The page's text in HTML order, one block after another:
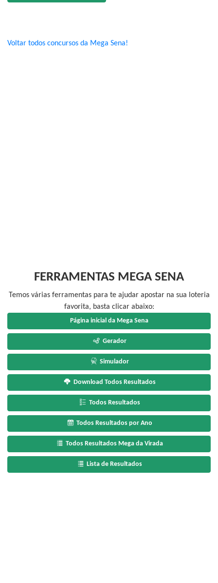
Voltar todos concursos da Mega Sena!
FERRAMENTAS MEGA SENA
Temos várias ferramentas para te ajudar apostar na sua loteria
favorita, basta clicar abaixo:
Página inicial da Mega Sena
Gerador
Simulador
Download Todos Resultados
Todos Resultados
Todos Resultados por Ano
Todos Resultados Mega da Virada
Lista de Resultados